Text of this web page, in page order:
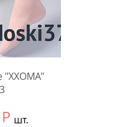
Р шт.